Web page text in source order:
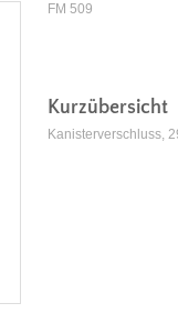
FM 509
Kurzübersicht
Kanisterverschluss,